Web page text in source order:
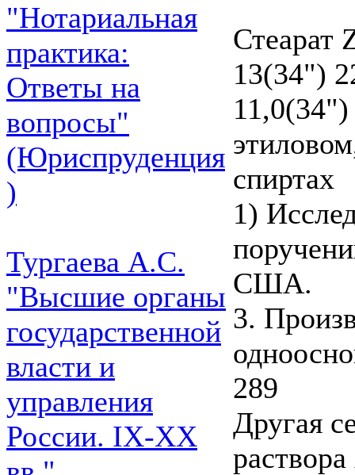
"Нотариальная
практика:
Ответы на
вопросы"
(Юриспруденция
)
Тургаева А.С.
"Высшие органы
государственной
власти и
управления
России. IХ-ХХ
Стеарат
13(34")
спиртах
1)
США.
3.
289
Другая